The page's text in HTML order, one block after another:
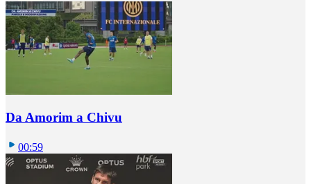
Da Amorim a Chivu
00:59